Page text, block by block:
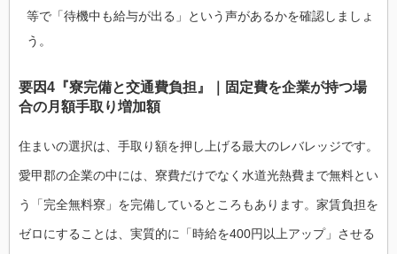
等で「待機中も給与が出る」という声があるかを確認しましょ
う。
要因4『寮完備と交通費負担』｜固定費を企業が持つ場
合の月額手取り増加額
住まいの選択は、手取り額を押し上げる最大のレバレッジです。
愛甲郡の企業の中には、寮費だけでなく水道光熱費まで無料とい
う「完全無料寮」を完備しているところもあります。家賃負担を
ゼロにすることは、実質的に「時給を400円以上アップ」させる